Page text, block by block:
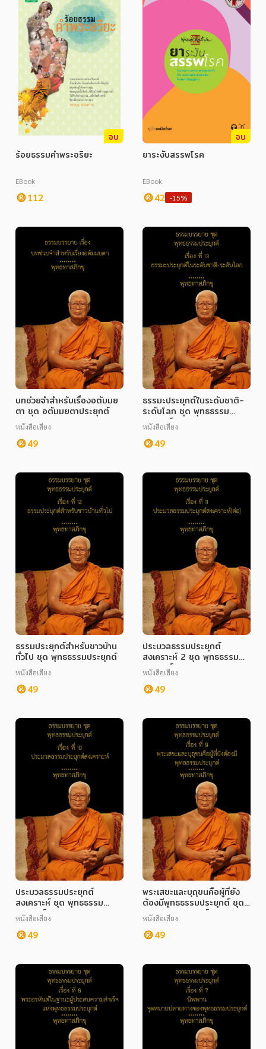
จบ
ร้อยธรรมคำพระอริยะ
EBook
112
จบ
ยาระงับสรรพโรค
EBook
42 -15%
บทช่วยจำสำหรับเรื่องอตัมมย
ตา ชุด อตัมมยตาประยุกต์
หนังสือเสียง
49
ธรรมะประยุกต์ในระดับชาติ-
ระดับโลก ชุด พุทธธรรม
ประยุกต์
หนังสือเสียง
49
ธรรมประยุกต์สำหรับชาวบ้าน
ทั่วไป ชุด พุทธธรรมประยุกต์
หนังสือเสียง
49
ประมวลธรรมประยุกต์
สงเคราะห์ 2 ชุด พุทธธรรม
ประยุกต์
หนังสือเสียง
49
ประมวลธรรมประยุกต์
สงเคราะห์ ชุด พุทธธรรม
ประยุกต์
หนังสือเสียง
49
พระเสขะและบุถุขนคือผู้ที่ยัง
ต้องมีพุทธธรรมประยุกต์ ชุด
พุทธธรรมประยุกต์
หนังสือเสียง
49